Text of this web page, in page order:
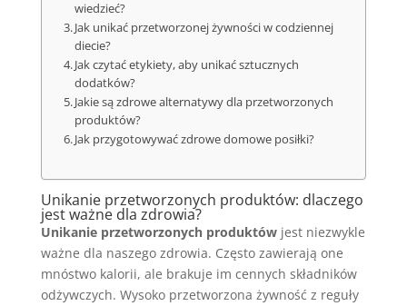
wiedzieć?
Jak unikać przetworzonej żywności w codziennej
diecie?
Jak czytać etykiety, aby unikać sztucznych
dodatków?
Jakie są zdrowe alternatywy dla przetworzonych
produktów?
Jak przygotowywać zdrowe domowe posiłki?
Unikanie przetworzonych produktów: dlaczego
jest ważne dla zdrowia?
Unikanie przetworzonych produktówjest niezwykle
ważne dla naszego zdrowia. Często zawierają one
mnóstwo kalorii, ale brakuje im cennych składników
odżywczych. Wysoko przetworzona żywność z reguły